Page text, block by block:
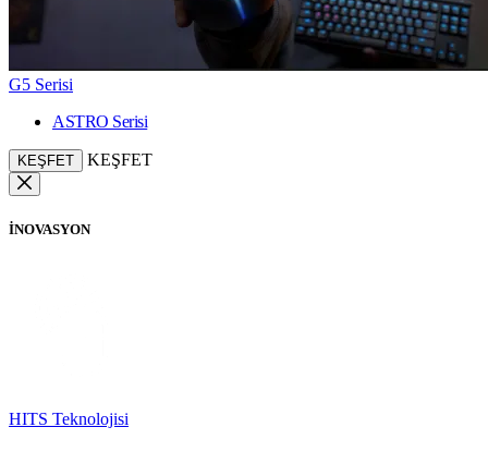
G5 Serisi
ASTRO Serisi
KEŞFET KEŞFET
İNOVASYON
HITS Teknolojisi